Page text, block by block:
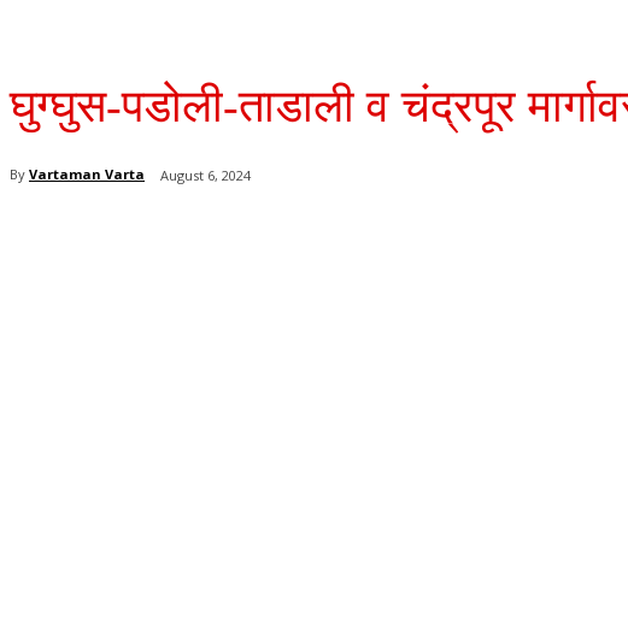
घुग्घुस-पडोली-ताडाली व चंद्रपूर
By Vartaman Varta August 6, 2024